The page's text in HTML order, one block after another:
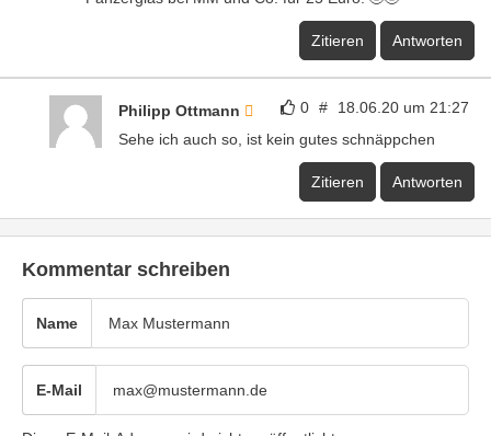
Zitieren Antworten
0 # 18.06.20 um 21:27
Philipp Ottmann
Sehe ich auch so, ist kein gutes schnäppchen
Zitieren Antworten
Kommentar schreiben
Name
E-Mail